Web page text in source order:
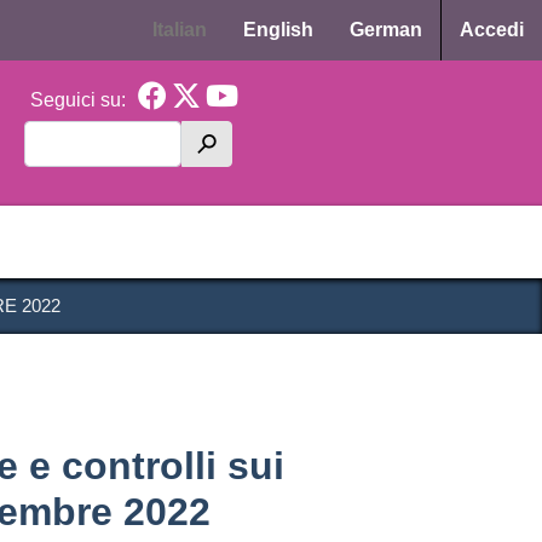
Italian English German Accedi
Seguici su:
h
CAS
2022
e controlli sui
2022